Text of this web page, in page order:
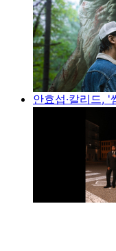
안효섭·칼리드,